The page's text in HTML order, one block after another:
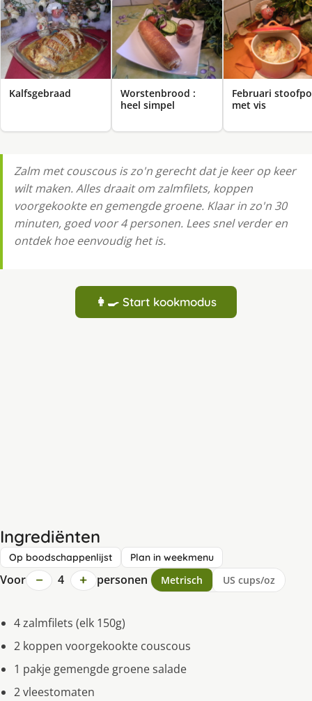
Kalfsgebraad
Worstenbrood :
heel simpel
Februari
met vis
Zalm met couscous is zo'n gerecht dat je keer op keer
wilt maken. Alles draait om zalmfilets, koppen
voorgekookte en gemengde groene. Klaar in zo'n 30
minuten, goed voor 4 personen. Lees snel verder en
ontdek hoe eenvoudig het is.
👩‍🍳 Start kookmodus
Ingrediënten
Op boodschappenlijst Plan in weekmenu
Voor − 4 + personen Metrisch US cups/oz
4 zalmfilets (elk 150g)
2 koppen voorgekookte couscous
1 pakje gemengde groene salade
2 vleestomaten